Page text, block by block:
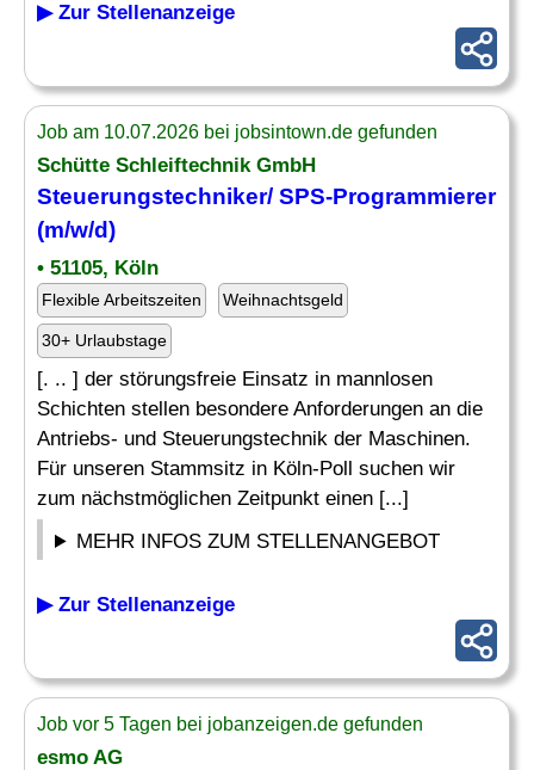
▶ Zur Stellenanzeige
Job am 10.07.2026 bei jobsintown.de gefunden
Schütte Schleiftechnik GmbH
Steuerungstechniker/ SPS-Programmierer
(m/w/d)
• 51105, Köln
Flexible Arbeitszeiten Weihnachtsgeld
30+ Urlaubstage
[. .. ] der störungsfreie Einsatz in mannlosen
Schichten stellen besondere Anforderungen an die
Antriebs- und Steuerungstechnik der Maschinen.
Für unseren Stammsitz in Köln-Poll suchen wir
zum nächstmöglichen Zeitpunkt einen [...]
MEHR INFOS ZUM STELLENANGEBOT
▶ Zur Stellenanzeige
Job vor 5 Tagen bei jobanzeigen.de gefunden
esmo AG